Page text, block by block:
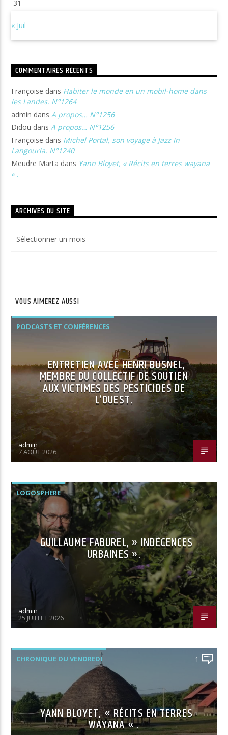
31
« Juil
COMMENTAIRES RÉCENTS
Françoise dans Habiter le monde en un mobil-home dans
les Landes. N°1264
admin dans A propos… N°1256
Didou dansA propos… N°1256
Françoise dans Michel Portal, son voyage à Jazz In
Langourla. N°1240
Meudre Marta dans Yann Bloyet, « Récits en terres wayana
« .
ARCHIVES DU SITE
du
VOUS AIMEREZ AUSSI
PODCASTS ET CONFÉRENCES
ENTRETIEN AVEC HENRI BUSNEL,
MEMBRE DU COLLECTIF DE SOUTIEN
AUX VICTIMES DES PESTICIDES DE
L’OUEST.
admin
7 AOÛT 2026
LOGOSPHERE
GUILLAUME FABUREL, » INDÉCENCES
URBAINES ».
admin
25 JUILLET 2026
CHRONIQUE DU VENDREDI 1
YANN BLOYET, « RÉCITS EN TERRES
WAYANA « .